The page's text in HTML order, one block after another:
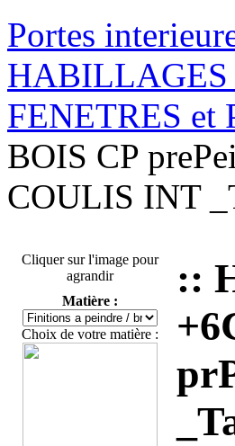
Portes
HABILLAGES
FENETRES et
BOIS CP
COULIS INT
Cliquer sur l'image pour
agrandir
Matière :
Choix de votre matière :
::